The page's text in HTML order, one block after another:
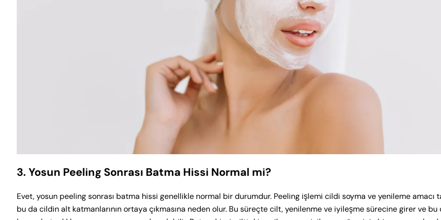
3. Yosun Peeling Sonrası Batma Hissi Normal mi?
Evet, yosun peeling sonrası batma hissi genellikle normal bir durumdur. Peeling işlemi cildi soyma ve yenileme amacı
bu da cildin alt katmanlarının ortaya çıkmasına neden olur. Bu süreçte cilt, yenilenme ve iyileşme sürecine girer ve bu